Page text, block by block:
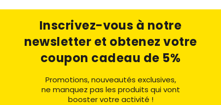
Inscrivez-vous à notre
newsletter et obtenez votre
coupon cadeau de 5%
Promotions, nouveautés exclusives,
ne manquez pas les produits qui vont
booster votre activité !